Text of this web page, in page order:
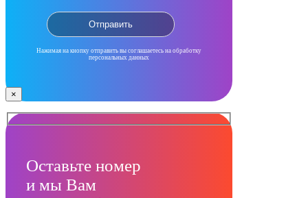
Нажимая на кнопку отправить вы соглашаетесь на обработку
персональных данных
×
Оставьте номер
и мы Вам